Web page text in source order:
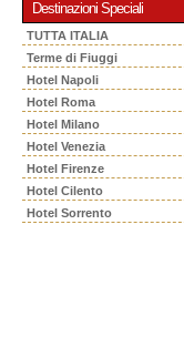
Destinazioni Speciali
TUTTA ITALIA
Terme di Fiuggi
Hotel Napoli
Hotel Roma
Hotel Milano
Hotel Venezia
Hotel Firenze
Hotel Cilento
Hotel Sorrento